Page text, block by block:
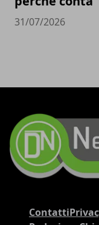
31/07/2026
Contatti